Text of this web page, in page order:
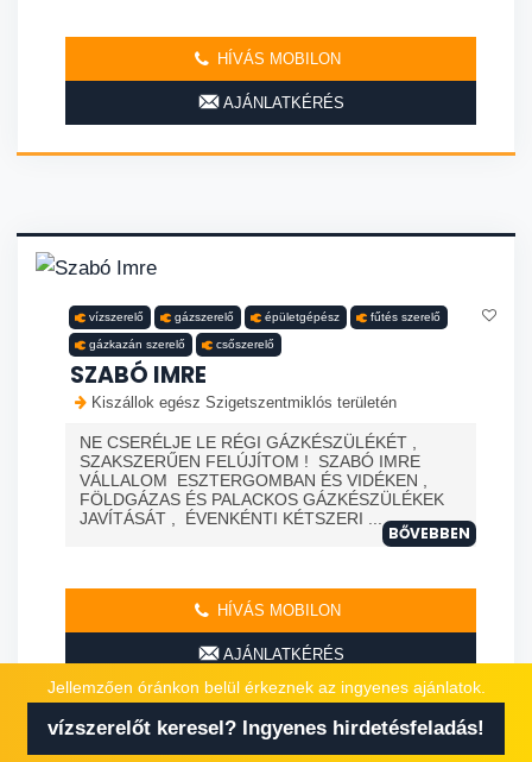
HÍVÁS MOBILON
AJÁNLATKÉRÉS
vízszerelő gázszerelő épületgépész fűtés szerelő
gázkazán szerelő csőszerelő
SZABÓ IMRE
Kiszállok egész Szigetszentmiklós területén
NE CSERÉLJE LE RÉGI GÁZKÉSZÜLÉKÉT ,
SZAKSZERŰEN FELÚJÍTOM ! SZABÓ IMRE
VÁLLALOM ESZTERGOMBAN ÉS VIDÉKEN ,
FÖLDGÁZAS ÉS PALACKOS GÁZKÉSZÜLÉKEK
JAVÍTÁSÁT , ÉVENKÉNTI KÉTSZERI ...
BŐVEBBEN
HÍVÁS MOBILON
AJÁNLATKÉRÉS
Jellemzően óránkon belül érkeznek az ingyenes ajánlatok.
vízszerelőt keresel? Ingyenes hirdetésfeladás!